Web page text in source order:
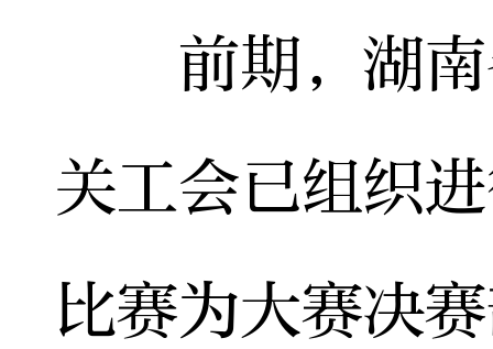
前期，湖南
关工会已组织
比赛为大赛决